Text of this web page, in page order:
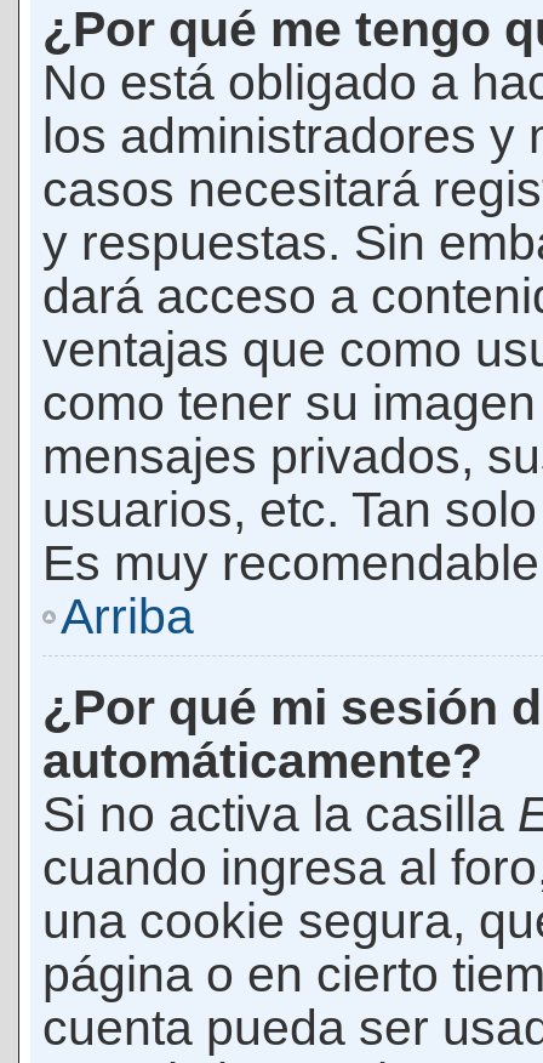
¿Por qué me tengo
No está obligado a
los administradores y
casos necesitará
y respuestas. Sin
dará acceso a
ventajas que como
como tener su
mensajes privados,
usuarios, etc. Tan
Es muy
Arriba
¿Por qué mi sesión
automáticamente?
Si no activa la casilla
cuando ingresa al
una cookie segura,
página o en cierto
cuenta pueda ser